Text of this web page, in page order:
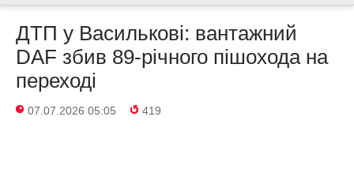
ДТП у Василькові: вантажний
DAF збив 89-річного пішохода на
переході
07.07.2026 05:05 419